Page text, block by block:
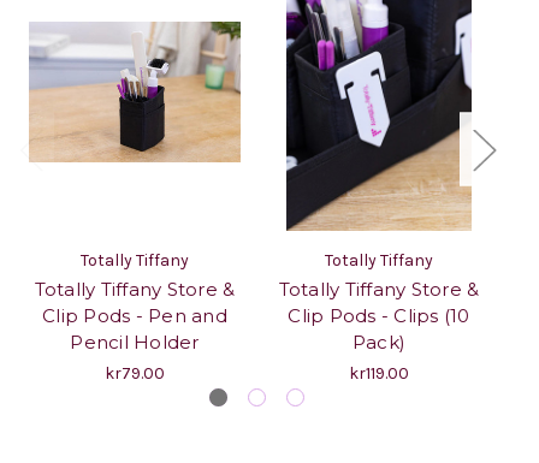
Totally Tiffany
Totally Tiffany Store &
Clip Pods - Pen and
Pencil Holder
kr79.00
Totally Tiffany
Totally Tiffany Store &
Clip Pods - Clips (10
Pack)
kr119.00